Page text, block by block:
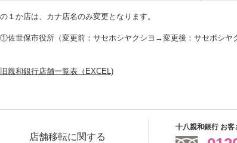
１か店は、カナ店名のみ変更となります。
世保市役所（変更前：サセホシヤクシヨ→変更後：サセボシヤ
旧親和銀行店舗一覧表（EXCEL)
店舗移転に関する
十八親和銀行 お